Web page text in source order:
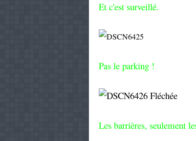
Et c'est surveillé.
Pas le parking !
Les barrières, seulement